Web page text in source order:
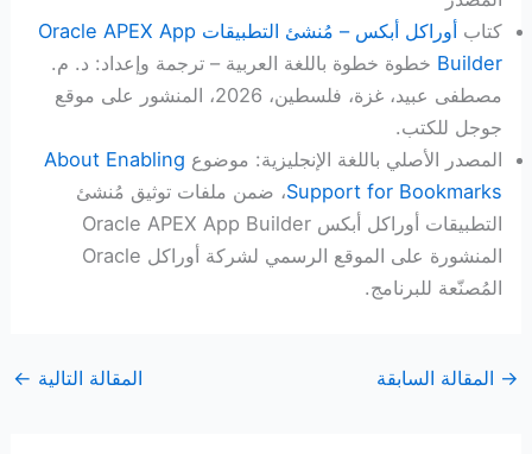
كتاب
أوراكل أبكس – مُنشئ التطبيقات Oracle APEX App
Builder خطوة خطوة باللغة العربية – ترجمة وإعداد: د. م.
مصطفى عبيد، غزة، فلسطين، 2026، المنشور على موقع
جوجل للكتب.
المصدر الأصلي باللغة الإنجليزية: موضوع About Enabling
Support for Bookmarks، ضمن ملفات توثيق مُنشئ
التطبيقات أوراكل أبكس Oracle APEX App Builder
المنشورة على الموقع الرسمي لشركة أوراكل Oracle
المُصنّعة للبرنامج.
→ المقالة السابقة المقالة التالية ←